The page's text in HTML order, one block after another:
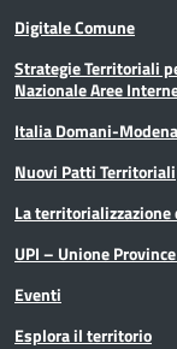
Digitale Comune
Strategie Territoriali
Nazionale Aree
Italia Domani-Modena
Nuovi Patti Territoriali
La territorializzazione
UPI – Unione
Eventi
Esplora il territorio